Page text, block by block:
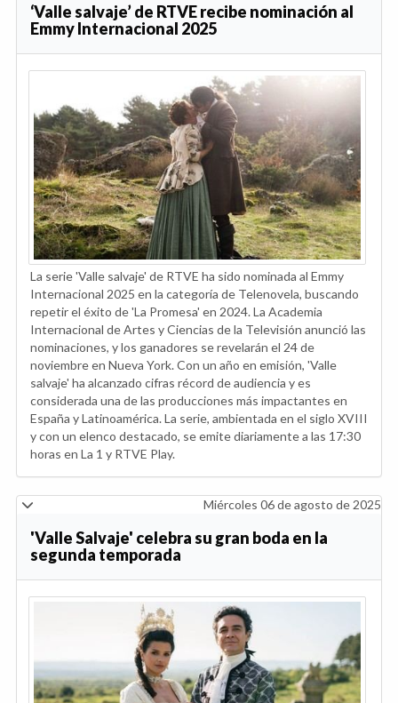
‘Valle salvaje’ de RTVE recibe nominación al
Emmy Internacional 2025
La serie 'Valle salvaje' de RTVE ha sido nominada al Emmy
Internacional 2025 en la categoría de Telenovela, buscando
repetir el éxito de 'La Promesa' en 2024. La Academia
Internacional de Artes y Ciencias de la Televisión anunció las
nominaciones, y los ganadores se revelarán el 24 de
noviembre en Nueva York. Con un año en emisión, 'Valle
salvaje' ha alcanzado cifras récord de audiencia y es
considerada una de las producciones más impactantes en
España y Latinoamérica. La serie, ambientada en el siglo XVIII
y con un elenco destacado, se emite diariamente a las 17:30
horas en La 1 y RTVE Play.
Miércoles 06 de agosto de 2025
'Valle Salvaje' celebra su gran boda en la
segunda temporada